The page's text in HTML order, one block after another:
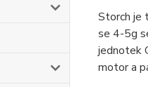
Storch je
se 4-5g
jednotek
motor a